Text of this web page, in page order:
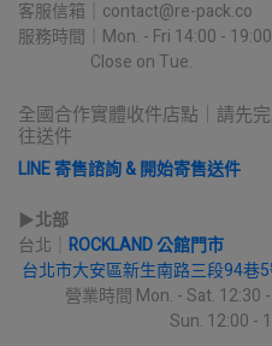
客服信箱｜contact@re-pack.co
服務時間｜Mon. - Fri 14:00 - 19:00
Close on Tue.
全國合作實體收件店點｜請先
往送件
LINE 寄售諮詢 & 開始寄售送件
▶︎北部
台北｜ ROCKLAND 公館門市
台北市大安區新生南路三段94巷
營業時間 Mon. - Sat. 12:30 -
Sun. 12:00 -